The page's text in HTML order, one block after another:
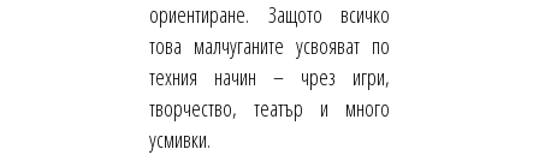
ориентиране. Защото всичко
това малчуганите усвояват по
техния начин – чрез игри,
творчество, театър и много
усмивки.